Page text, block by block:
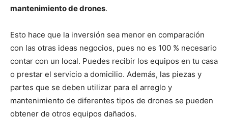
mantenimiento de drones.
Esto hace que la inversión sea menor en comparación
con las otras ideas negocios, pues no es 100 % necesario
contar con un local. Puedes recibir los equipos en tu casa
o prestar el servicio a domicilio. Además, las piezas y
partes que se deben utilizar para el arreglo y
mantenimiento de diferentes tipos de drones se pueden
obtener de otros equipos dañados.